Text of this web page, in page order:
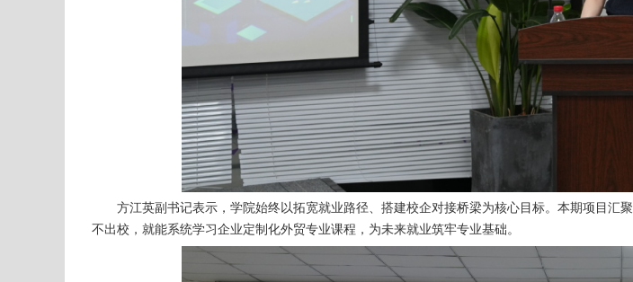
方江英副书记表示，学院始终以拓宽就业路径、搭建校企对接桥梁为核心目标。本期项目汇
不出校，就能系统学习企业定制化外贸专业课程，为未来就业筑牢专业基础。